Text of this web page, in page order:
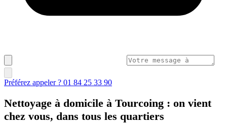
Préférez appeler ? 01 84 25 33 90
Nettoyage à domicile à Tourcoing : on vient
chez vous, dans tous les quartiers